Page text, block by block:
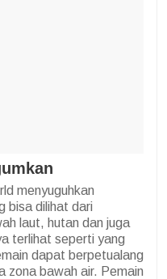
menyuguhkan
bisa dilihat dari
laut, hutan dan juga
terlihat seperti yang
dapat berpetualang
zona bawah air. Pemain